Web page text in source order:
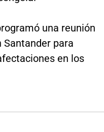
una reunión
Santander para
en los